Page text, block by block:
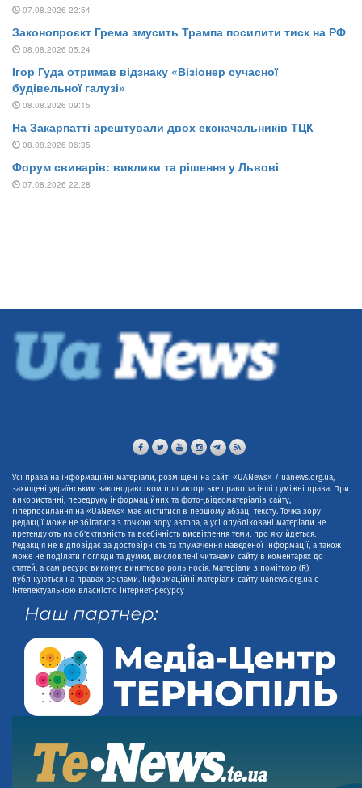
Усі права на інформаційні матеріали, розміщені на сайті «UANews» / uanews.org.ua,
захищені українським законодавством про авторське право та інші суміжні права. При
використанні, передруку інформаційних та фото-,відеоматеріалів сайту,
гіперпосилання на «UaNews» має міститися в першому абзаці тексту. Точка зору
редакції може не збігатися з точкою зору автора, а усі опубліковані матеріали не
претендують на об'єктивність та всебічність висвітлення теми, про яку йдеться.
Редакція не відповідає за достовірність та тлумачення наведеної інформації, а також
може не поділяти погляди та думки, висловлені читачами сайту в коментарях до
статей, а сам ресурс виконує винятково роль носія. Матеріали з поміткою (R)
публікуються на правах реклами. Інформаційні матеріали сайту uanews.org.ua є
інтелектуальною власністю інтернет-ресурсу